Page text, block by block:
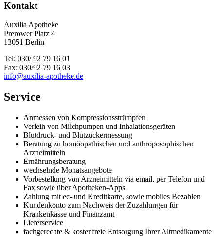
Kontakt
Auxilia Apotheke
Prerower Platz 4
13051 Berlin
Tel: 030/ 92 79 16 01
Fax: 030/92 79 16 03
info@auxilia-apotheke.de
Service
Anmessen von Kompressionsstrümpfen
Verleih von Milchpumpen und Inhalationsgeräten
Blutdruck- und Blutzuckermessung
Beratung zu homöopathischen und anthroposophischen
Arzneimitteln
Ernährungsberatung
wechselnde Monatsangebote
Vorbestellung von Arzneimitteln via email, per Telefon und
Fax sowie über Apotheken-Apps
Zahlung mit ec- und Kreditkarte, sowie mobiles Bezahlen
Kundenkonto zum Nachweis der Zuzahlungen für
Krankenkasse und Finanzamt
Lieferservice
fachgerechte & kostenfreie Entsorgung Ihrer Altmedikamente